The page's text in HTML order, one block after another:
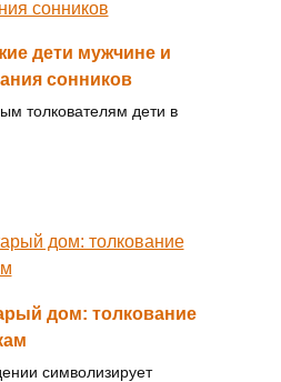
дети мужчине и
сонников
толкователям дети в
дом: толкование
символизирует